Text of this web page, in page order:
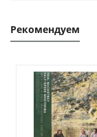
Рекомендуем